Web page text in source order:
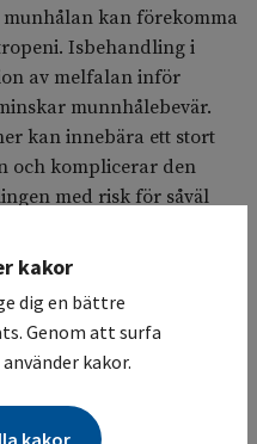
kan förekomma
Isbehandling i
av melfalan inför
munnhålebevär.
kan innebära ett stort
och komplicerar den
med risk för såväl
muntorrhet bör
frekvent med
kolsyrat vatten
till särskilt
kakor
dig en bättre
Genom att surfa
kakor.
kakor